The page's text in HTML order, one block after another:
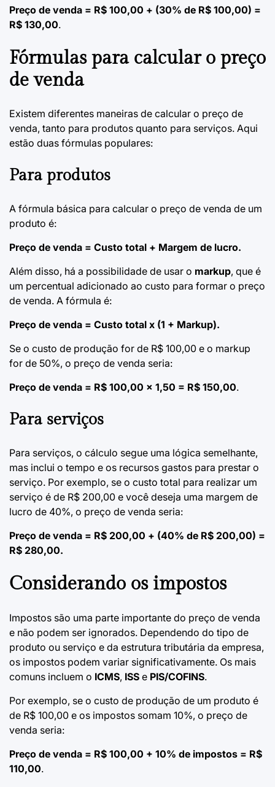
Preço de venda = R$ 100,00 + (30% de R$ 100,00) =
R$ 130,00.
Fórmulas para calcular o preço
de venda
Existem diferentes maneiras de calcular o preço de
venda, tanto para produtos quanto para serviços. Aqui
estão duas fórmulas populares:
Para produtos
A fórmula básica para calcular o preço de venda de um
produto é:
Preço de venda = Custo total + Margem de lucro.
Além disso, há a possibilidade de usar o markup, que é
um percentual adicionado ao custo para formar o preço
de venda. A fórmula é:
Preço de venda = Custo total x (1 + Markup).
Se o custo de produção for de R$ 100,00 e o markup
for de 50%, o preço de venda seria:
Preço de venda = R$ 100,00 x 1,50 = R$ 150,00.
Para serviços
Para serviços, o cálculo segue uma lógica semelhante,
mas inclui o tempo e os recursos gastos para prestar o
serviço. Por exemplo, se o custo total para realizar um
serviço é de R$ 200,00 e você deseja uma margem de
lucro de 40%, o preço de venda seria:
Preço de venda = R$ 200,00 + (40% de R$ 200,00) =
R$ 280,00.
Considerando os impostos
Impostos são uma parte importante do preço de venda
e não podem ser ignorados. Dependendo do tipo de
produto ou serviço e da estrutura tributária da empresa,
os impostos podem variar significativamente. Os mais
comuns incluem o ICMS, ISS e PIS/COFINS.
Por exemplo, se o custo de produção de um produto é
de R$ 100,00 e os impostos somam 10%, o preço de
venda seria:
Preço de venda = R$ 100,00 + 10% de impostos = R$
110,00.